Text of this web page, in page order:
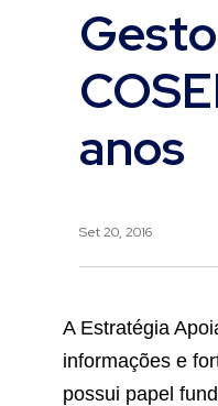
anos
Set 20, 2016
A Estratégia
informações e
possui papel